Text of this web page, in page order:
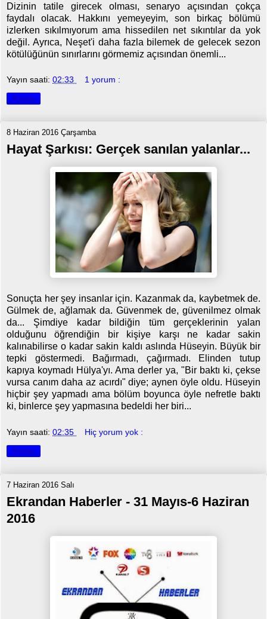
Dizinin tatile girecek olması, senaryo açısından çokça
faydalı olacak. Hakkını yemeyeyim, son birkaç bölümü
izlerken sıkılmıyorum ama hissedilen net sıkıntılar da yok
değil. Ayrıca, Neşet'i daha fazla bilemek de gelecek sezon
kötülüğünün sınırlarını görmemiz açısından önemli...
Yayın saati: 02:33 1 yorum :
Paylaş
8 Haziran 2016 Çarşamba
Hayat Şarkısı: Gerçek sanılan yalanlar...
Sonuçta her şey insanlar için. Kazanmak da, kaybetmek de.
Gülmek de, ağlamak da. Güvenmek de, güvenilmez olmak
da... Şimdiye kadar bildiğin tüm gerçeklerinin yalan
olduğunu öğrendiğin bir kişiye karşı ne kadar sakin
kalınabilirse o kadar sakin kaldı aslında Hüseyin. Büyük bir
tepki göstermedi. Bağırmadı, çağırmadı. Elinden tutup
kapıya koymadı Hülya'yı. Ama derler ya, "Bir baktı ki, çekse
vursa canım daha az acırdı" diye; aynen öyle oldu. Hüseyin
hiçbir şey yapmadı ama bölüm boyunca öyle nefretle baktı
ki, binlerce şey yapmasına bedeldi her biri...
Yayın saati: 02:35 Hiç yorum yok :
Paylaş
7 Haziran 2016 Salı
Ekrandan Haberler - 31 Mayıs-6 Haziran
2016